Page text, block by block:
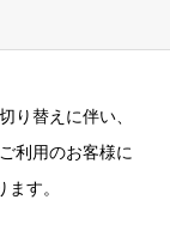
り替えに伴い、
利用のお客様に
す。